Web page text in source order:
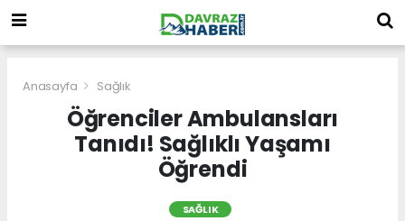
Anasayfa Sağlık
Öğrenciler Ambulansları
Tanıdı! Sağlıklı Yaşamı
Öğrendi
SAĞLIK